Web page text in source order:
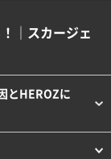
｜スカージェ
とHEROZに